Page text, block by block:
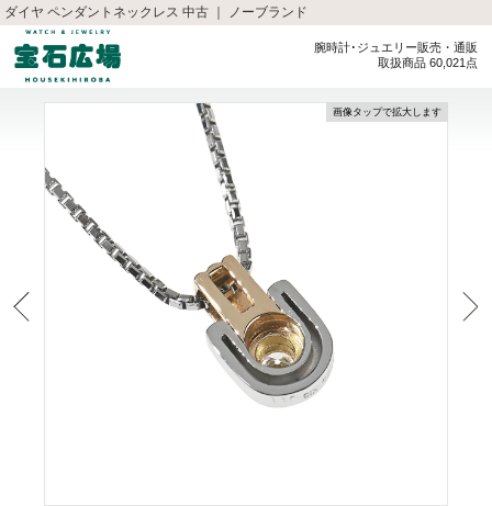
ダイヤ ペンダントネックレス 中古 ｜ ノーブランド
腕時計･ジュエリー販売・通販
取扱商品 60,021点
画像タップで拡大します